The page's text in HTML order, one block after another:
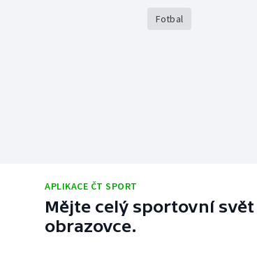
Fotbal
APLIKACE ČT SPORT
Mějte celý sportovní
obrazovce.